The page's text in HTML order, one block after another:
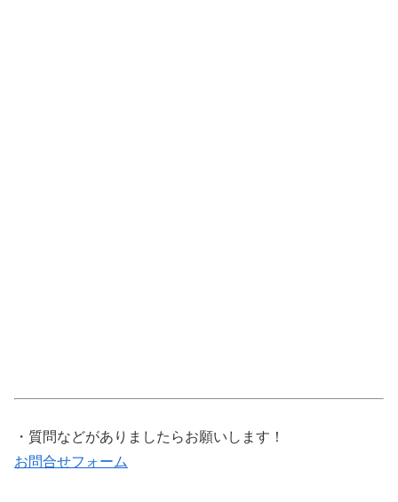
・質問などがありましたらお願いします！
お問合せフォーム